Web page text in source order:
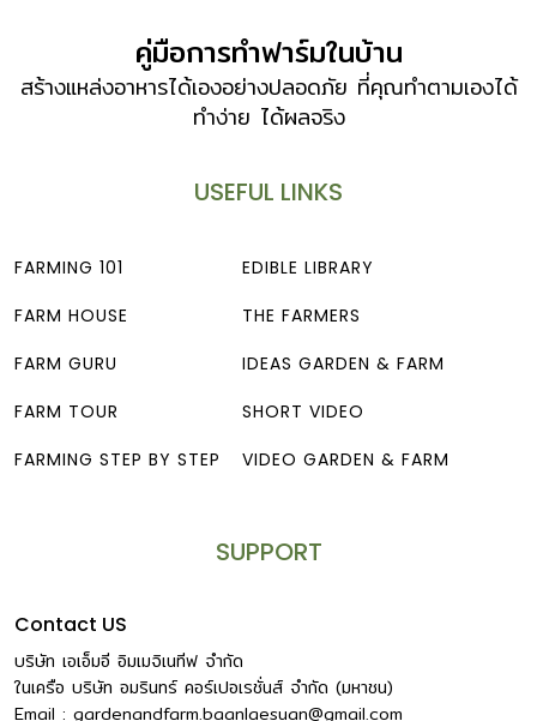
คู่มือการทำฟาร์มในบ้าน
สร้างแหล่งอาหารได้เองอย่างปลอดภัย ที่คุณทำตามเองได้
ทำง่าย ได้ผลจริง
USEFUL LINKS
FARMING 101
FARM HOUSE
FARM GURU
FARM TOUR
FARMING STEP BY STEP
EDIBLE LIBRARY
THE FARMERS
IDEAS GARDEN & FARM
SHORT VIDEO
VIDEO GARDEN & FARM
SUPPORT
Contact US
บริษัท เอเอ็มอี อิมเมจิเนทีฟ จำกัด
ในเครือ บริษัท อมรินทร์ คอร์เปอเรชั่นส์ จำกัด (มหาชน)
Email : gardenandfarm.baanlaesuan@gmail.com